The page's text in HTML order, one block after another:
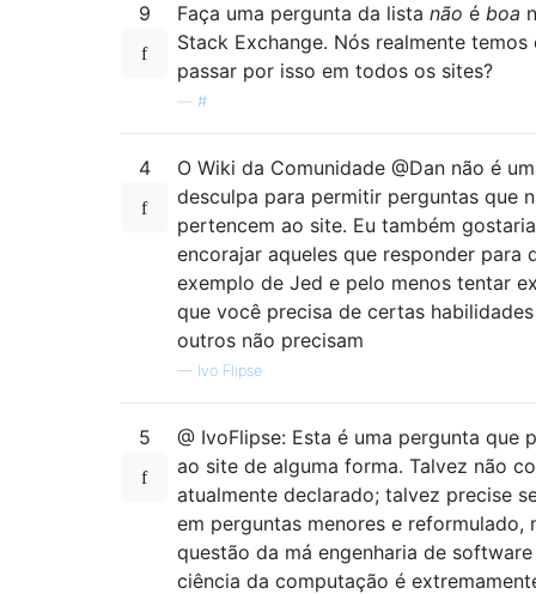
9 Faça uma pergunta da lista não é boa
Stack Exchange. Nós realmente temos
passar por isso em todos os sites?
#
4
O Wiki da Comunidade @Dan não é
desculpa para permitir perguntas que
pertencem ao site. Eu também
encorajar aqueles que responder para
exemplo de Jed e pelo menos tentar
que você precisa de certas
outros não precisam
— Ivo Flipse
5
@ IvoFlipse: Esta é uma pergunta que
ao site de alguma forma. Talvez não
atualmente declarado; talvez precise
em perguntas menores e reformulado,
questão da má engenharia de software
ciência da computação é